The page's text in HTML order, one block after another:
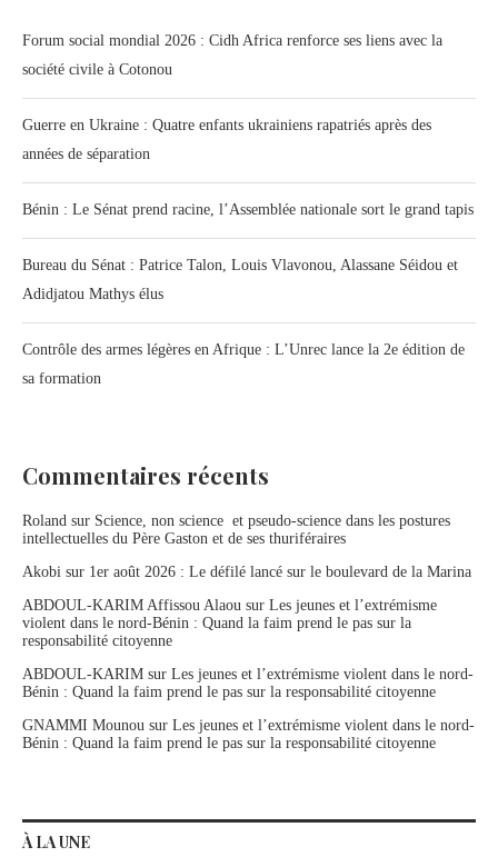
Forum social mondial 2026 : Cidh Africa renforce ses liens avec la
société civile à Cotonou
Guerre en Ukraine : Quatre enfants ukrainiens rapatriés après des
années de séparation
Bénin : Le Sénat prend racine, l’Assemblée nationale sort le grand tapis
Bureau du Sénat : Patrice Talon, Louis Vlavonou, Alassane Séidou et
Adidjatou Mathys élus
Contrôle des armes légères en Afrique : L’Unrec lance la 2e édition de
sa formation
Commentaires récents
Roland sur Science, non science et pseudo-science dans les postures
intellectuelles du Père Gaston et de ses thuriféraires
Akobi sur 1er août 2026 : Le défilé lancé sur le boulevard de la Marina
ABDOUL-KARIM Affissou Alaou sur Les jeunes et l’extrémisme
violent dans le nord-Bénin : Quand la faim prend le pas sur la
responsabilité citoyenne
ABDOUL-KARIM sur Les jeunes et l’extrémisme violent dans le nord-
Bénin : Quand la faim prend le pas sur la responsabilité citoyenne
GNAMMI Mounou sur Les jeunes et l’extrémisme violent dans le nord-
Bénin : Quand la faim prend le pas sur la responsabilité citoyenne
À LA UNE